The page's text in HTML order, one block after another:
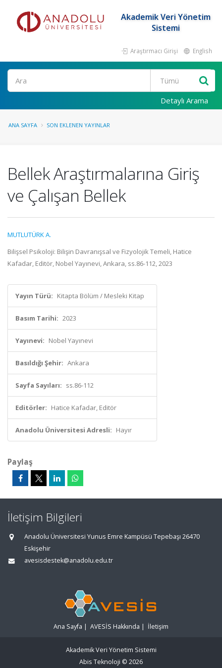
Akademik Veri Yönetim
Sistemi
Araştırmacı Girişi English
Ara
Detaylı Arama
ANA SAYFA SON EKLENEN YAYINLAR
Bellek Araştırmalarına Giriş
ve Çalışan Bellek
MUTLUTÜRK A.
Bilişsel Psikoloji: Bilişin Davranışsal ve Fizyolojik Temeli, Hatice
Kafadar, Editör, Nobel Yayınevi, Ankara, ss.86-112, 2023
Yayın Türü: Kitapta Bölüm / Mesleki Kitap
Basım Tarihi: 2023
Yayınevi: Nobel Yayınevi
Basıldığı Şehir: Ankara
Sayfa Sayıları: ss.86-112
Editörler: Hatice Kafadar, Editör
Anadolu Üniversitesi Adresli: Hayır
Paylaş
İletişim Bilgileri
Anadolu Üniversitesi Yunus Emre Kampüsü Tepebaşı 26470
Eskişehir
avesisdestek@anadolu.edu.tr
Ana Sayfa | AVESİS Hakkında | İletişim
Akademik Veri Yönetim Sistemi
Abis Teknoloji © 2026